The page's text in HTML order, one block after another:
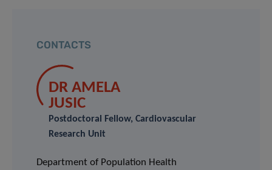
CONTACTS
DR AMELA
JUSIC
Postdoctoral Fellow, Cardiovascular
Research Unit
Department of Population Health